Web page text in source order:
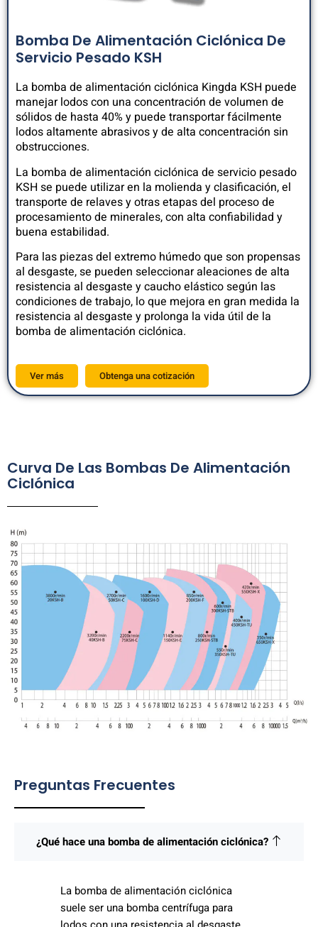
Bomba De Alimentación Ciclónica De
Servicio Pesado KSH
La bomba de alimentación ciclónica Kingda KSH puede
manejar lodos con una concentración de volumen de
sólidos de hasta 40% y puede transportar fácilmente
lodos altamente abrasivos y de alta concentración sin
obstrucciones.
La bomba de alimentación ciclónica de servicio pesado
KSH se puede utilizar en la molienda y clasificación, el
transporte de relaves y otras etapas del proceso de
procesamiento de minerales, con alta confiabilidad y
buena estabilidad.
Para las piezas del extremo húmedo que son propensas
al desgaste, se pueden seleccionar aleaciones de alta
resistencia al desgaste y caucho elástico según las
condiciones de trabajo, lo que mejora en gran medida la
resistencia al desgaste y prolonga la vida útil de la
bomba de alimentación ciclónica.
Ver más Obtenga una cotización
Curva De Las Bombas De Alimentación
Ciclónica
Preguntas Frecuentes
¿Qué hace una bomba de alimentación ciclónica?
La bomba de alimentación ciclónica
suele ser una bomba centrífuga para